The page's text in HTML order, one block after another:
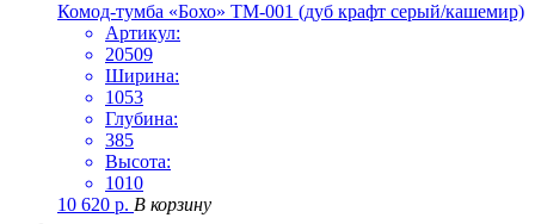
Комод-тумба «Бохо» ТМ-001 (дуб крафт серый/кашемир)
Артикул:
20509
Ширина:
1053
Глубина:
385
Высота:
1010
10 620 р. В корзину